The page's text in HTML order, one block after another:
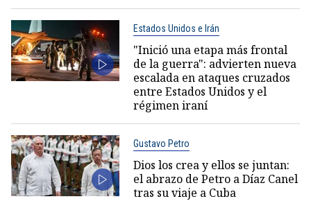
Estados Unidos e Irán
"Inició una etapa más frontal
de la guerra": advierten nueva
escalada en ataques cruzados
entre Estados Unidos y el
régimen iraní
Gustavo Petro
Dios los crea y ellos se juntan:
el abrazo de Petro a Díaz Canel
tras su viaje a Cuba